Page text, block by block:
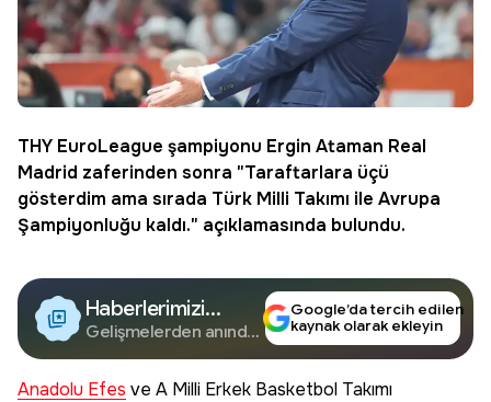
THY EuroLeague şampiyonu Ergin Ataman Real
Madrid zaferinden sonra "Taraftarlara üçü
gösterdim ama sırada Türk Milli Takımı ile Avrupa
Şampiyonluğu kaldı." açıklamasında bulundu.
Haberlerimizi
Google'da Takip
Edin
Gelişmelerden anında
Google’da tercih edilen
kaynak olarak ekleyin
Anadolu Efes ve A Milli Erkek Basketbol Takımı